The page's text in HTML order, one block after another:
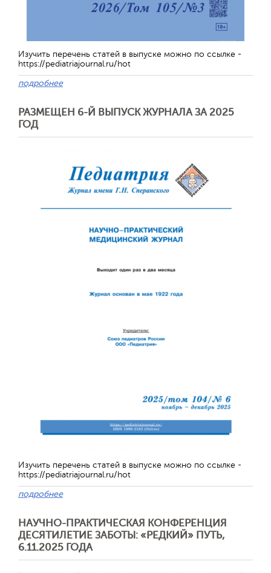
Изучить перечень статей в выпуске можно по ссылке -
https://pediatriajournal.ru/hot
подробнее
РАЗМЕЩЕН 6-Й ВЫПУСК ЖУРНАЛА ЗА 2025
ГОД
Изучить перечень статей в выпуске можно по ссылке -
https://pediatriajournal.ru/hot
подробнее
НАУЧНО-ПРАКТИЧЕСКАЯ КОНФЕРЕНЦИЯ
ДЕСЯТИЛЕТИЕ ЗАБОТЫ: «РЕДКИЙ» ПУТЬ,
6.11.2025 ГОДА